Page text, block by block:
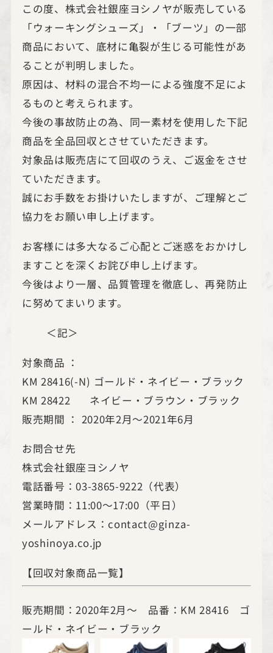
この度、株式会社銀座ヨシノヤが販売している
「ウォーキングシューズ」・「ブーツ」の一部
商品において、底材に亀裂が生じる可能性があ
ることが判明しました。
原因は、材料の混合不均一による強度不足によ
るものと考えられます。
今後の事故防止の為、同一素材を使用した下記
商品を全品回収とさせていただきます。
対象品は販売店にて回収のうえ、ご返金をさせ
ていただきます。
誠にお手数をお掛けいたしますが、ご理解とご
協力をお願い申し上げます。
お客様には多大なるご心配とご迷惑をおかけし
ますことを深くお詫び申し上げます。
今後はより一層、品質管理を徹底し、再発防止
に努めてまいります。
＜記＞
対象商品 ：
KM 28416(-N) ゴールド・ネイビー・ブラック
KM 28422 ネイビー・ブラウン・ブラック
販売期間 ： 2020年2月～2021年6月
お問合せ先
株式会社銀座ヨシノヤ
電話番号：03-3865-9222（代表）
営業時間：11:00～17:00（平日）
メールアドレス：contact@ginza-
yoshinoya.co.jp
【回収対象商品一覧】
販売期間：2020年2月～ 品番：KM 28416 ゴ
ールド・ネイビー・ブラック